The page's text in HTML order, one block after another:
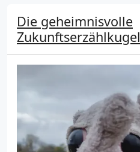
Die geheimnisvolle
Zukunftserzählkugel